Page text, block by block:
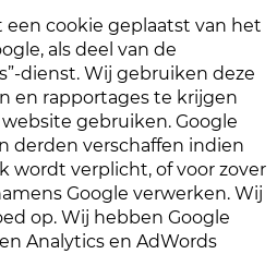
een cookie geplaatst van het
als deel van de
dienst. Wij gebruiken deze
en rapportages te krijgen
gebruiken. Google
derden verschaffen indien
wordt verplicht, of voor zover
Google verwerken. Wij
op. Wij hebben Google
Analytics en AdWords